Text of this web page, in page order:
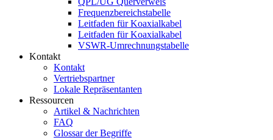
Frequenzbereichstabelle
Leitfaden für Koaxialkabel
Leitfaden für Koaxialkabel
VSWR-Umrechnungstabelle
Kontakt
Kontakt
Vertriebspartner
Lokale Repräsentanten
Ressourcen
Artikel & Nachrichten
FAQ
Glossar der Begriffe